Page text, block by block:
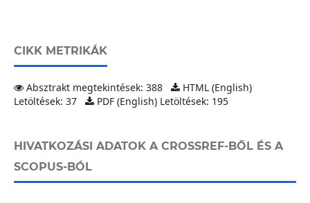
CIKK METRIKÁK
Absztrakt megtekintések: 388
HTML (English)
Letöltések: 37
PDF (English) Letöltések: 195
HIVATKOZÁSI ADATOK A CROSSREF-BŐL ÉS A
SCOPUS-BÓL